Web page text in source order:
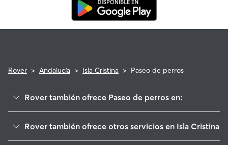
Rover > Andalucía > Isla Cristina > Paseo de perros
Rover también ofrece Paseo de perros en:
Rover también ofrece otros servicios en Isla Cristina